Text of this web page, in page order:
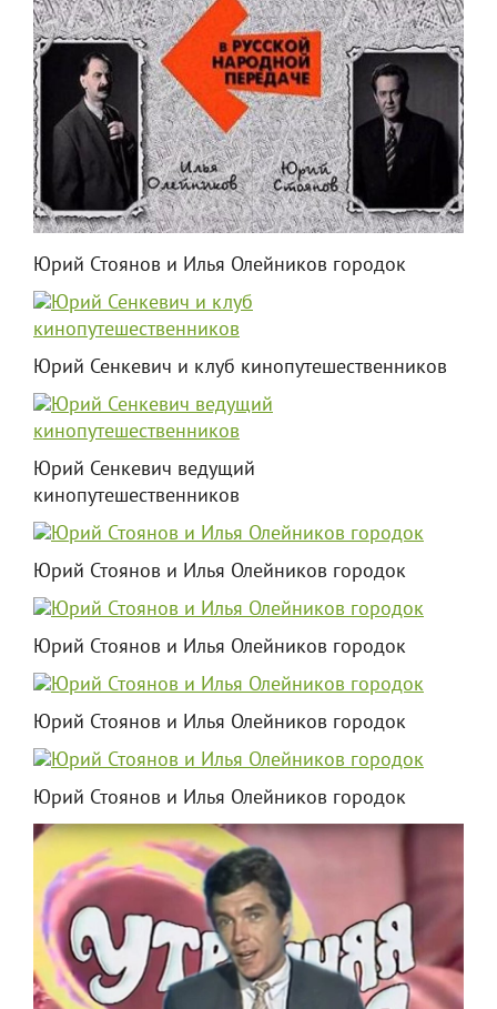
Юрий Стоянов и Илья Олейников городок
Юрий Сенкевич и клуб кинопутешественников
Юрий Сенкевич ведущий
кинопутешественников
Юрий Стоянов и Илья Олейников городок
Юрий Стоянов и Илья Олейников городок
Юрий Стоянов и Илья Олейников городок
Юрий Стоянов и Илья Олейников городок